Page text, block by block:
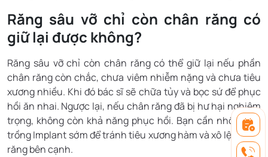
Răng sâu vỡ chỉ còn chân răng có
giữ lại được không?
Răng sâu vỡ chỉ còn chân răng có thể giữ lại nếu phần
chân răng còn chắc, chưa viêm nhiễm nặng và chưa tiêu
xương nhiều. Khi đó bác sĩ sẽ chữa tủy và bọc sứ để phục
hồi ăn nhai. Ngược lại, nếu chân răng đã bị hư hại nghiêm
trọng, không còn khả năng phục hồi. Bạn cần nhổ bỏ và
trồng Implant sớm để tránh tiêu xương hàm và xô lệch các
răng bên cạnh.